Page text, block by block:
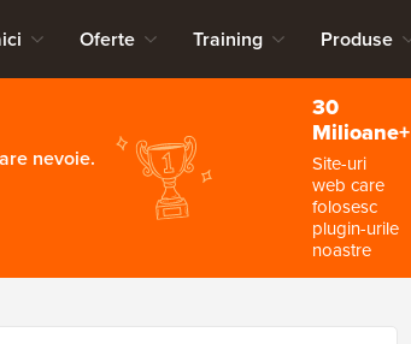
Oferte Training Produse
nevoie.
30
Milioane+
Site-uri
web care
folosesc
plugin-urile
noastre